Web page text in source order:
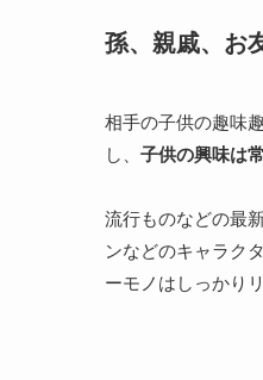
孫、親戚、お
相手の子供の趣味
し、 子供の興味は
流行ものなどの最
ンなどのキャラク
ーモノはしっかり